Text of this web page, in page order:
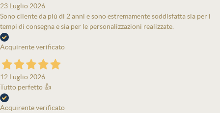
23 Luglio 2026
Sono cliente da più di 2 anni e sono estremamente soddisfatta sia per i
tempi di consegna e sia per le personalizzazioni realizzate.
Acquirente verificato
12 Luglio 2026
Tutto perfetto 👍
Acquirente verificato